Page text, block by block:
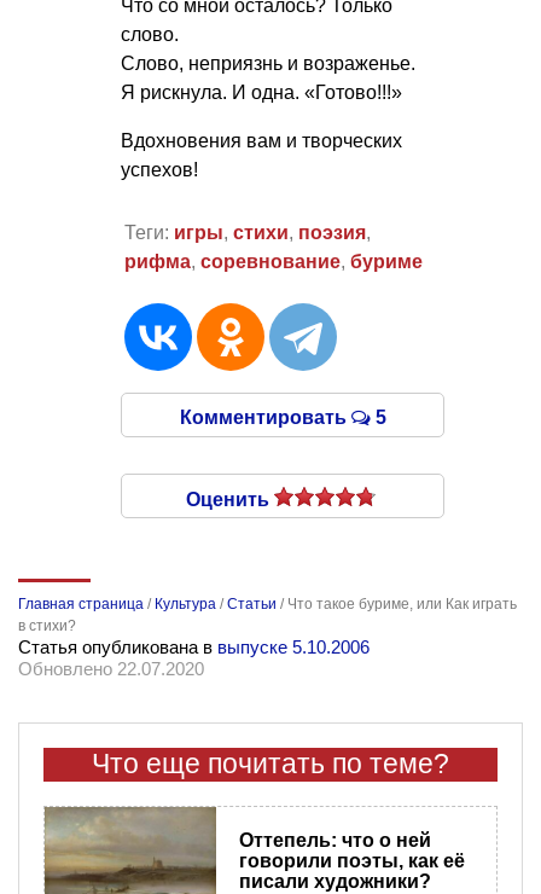
Что со мной осталось? Только
слово.
Слово, неприязнь и возраженье.
Я рискнула. И одна. «Готово!!!»
Вдохновения вам и творческих
успехов!
Теги: игры, стихи, поэзия,
рифма, соревнование, буриме
Комментировать 5
Оценить
Главная страница / Культура /Статьи / Что такое буриме, или Как играть
в стихи?
Статья опубликована в выпуске 5.10.2006
Обновлено 22.07.2020
Что еще почитать по теме?
Оттепель: что о ней
говорили поэты, как её
писали художники?